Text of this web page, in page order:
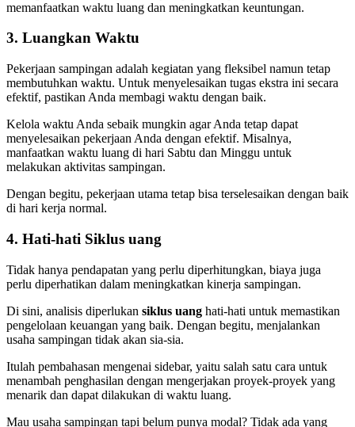
memanfaatkan waktu luang dan meningkatkan keuntungan.
3. Luangkan Waktu
Pekerjaan sampingan adalah kegiatan yang fleksibel namun tetap
membutuhkan waktu. Untuk menyelesaikan tugas ekstra ini secara
efektif, pastikan Anda membagi waktu dengan baik.
Kelola waktu Anda sebaik mungkin agar Anda tetap dapat
menyelesaikan pekerjaan Anda dengan efektif. Misalnya,
manfaatkan waktu luang di hari Sabtu dan Minggu untuk
melakukan aktivitas sampingan.
Dengan begitu, pekerjaan utama tetap bisa terselesaikan dengan baik
di hari kerja normal.
4. Hati-hati Siklus uang
Tidak hanya pendapatan yang perlu diperhitungkan, biaya juga
perlu diperhatikan dalam meningkatkan kinerja sampingan.
Di sini, analisis diperlukan siklus uang hati-hati untuk memastikan
pengelolaan keuangan yang baik. Dengan begitu, menjalankan
usaha sampingan tidak akan sia-sia.
Itulah pembahasan mengenai sidebar, yaitu salah satu cara untuk
menambah penghasilan dengan mengerjakan proyek-proyek yang
menarik dan dapat dilakukan di waktu luang.
Mau usaha sampingan tapi belum punya modal? Tidak ada yang